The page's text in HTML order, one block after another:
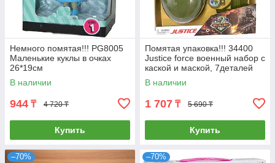
Немного помятая!!! PG8005
Маленькие куклы в очках
26*19см
В наличии
944 ₸ 4 720 ₸
Купить
Помятая упаковка!!! 34400
Justice force военный набор с
каской и маской, 7деталей
47*38см
В наличии
1 707 ₸ 5 690 ₸
Купить
–70% –70%